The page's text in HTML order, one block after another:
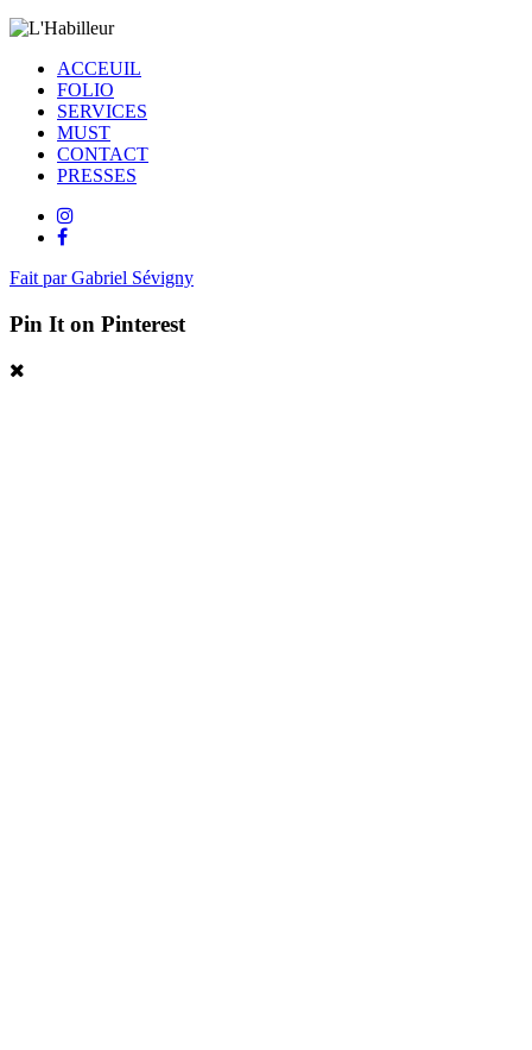
ACCEUIL
FOLIO
SERVICES
MUST
CONTACT
PRESSES
Fait par Gabriel Sévigny
Pin It on Pinterest